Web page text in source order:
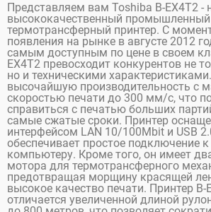
Представляем вам Toshiba B-EX4T2 -
высококачественный промышленный
термотрансферный принтер. С
появления на рынке в августе 2012
самым доступным по цене в своем
EX4T2 превосходит конкурентов не
но и техническими
высочайшую производительность с
скоростью печати до 300 мм/с, что
справиться с печатью больших
самые сжатые сроки. Принтер
интерфейсом LAN 10/100Mbit и USB
обеспечивает простое подключение к
компьютеру. Кроме того, он имеет
мотора для термотрансферного
предотвращая морщину красящей
высокое качество печати. Принтер B-
отличается увеличенной длиной